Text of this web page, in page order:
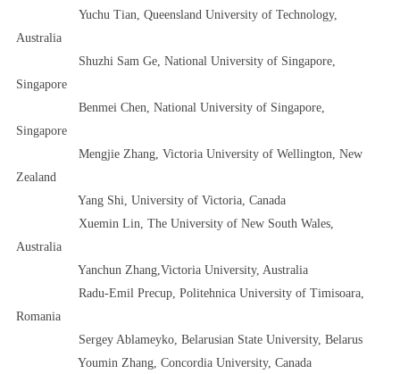
Yuchu Tian, Queensland University of Technology,
Australia
Shuzhi Sam Ge, National University of Singapore,
Singapore
Benmei Chen, National University of Singapore,
Singapore
Mengjie Zhang, Victoria University of Wellington, New
Zealand
Yang Shi, University of Victoria, Canada
Xuemin Lin, The University of New South Wales,
Australia
Yanchun Zhang,Victoria University, Australia
Radu-Emil Precup, Politehnica University of Timisoara,
Romania
Sergey Ablameyko, Belarusian State University, Belarus
Youmin Zhang, Concordia University, Canada